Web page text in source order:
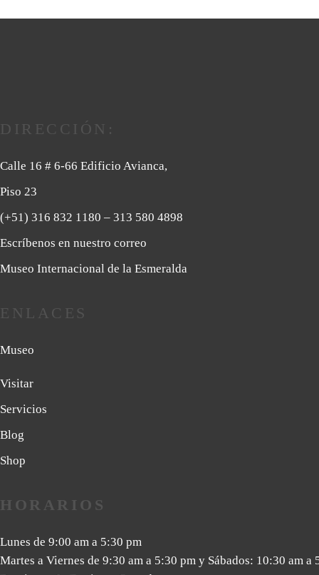
DIRECCIÓN:
Calle 16 # 6-66 Edificio Avianca,
Piso 23
(+51) 316 832 1180 – 313 580 4898
Escríbenos en nuestro correo
Museo Internacional de la Esmeralda
ENLACES
Museo
Visitar
Servicios
Blog
Shop
HORARIOS
Lunes de 9:00 am a 5:30 pm
Martes a Viernes de 9:30 am a 5:30 pm y Sábados: 10:30 am a